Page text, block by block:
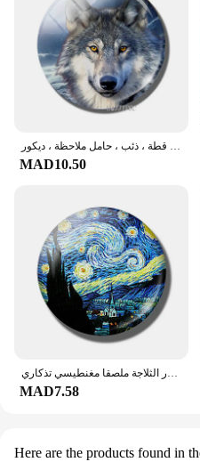
مغناطيس الثلاجة 30 مللي متر ، ملصق زجاجي مغناطيسي ، حيوان كرتوني ، نمر ، طاووس ، قطة ، ذئب ، حامل ملاحظة ، ديكور
MAD10.50
MAD7.58
Here are the products found in